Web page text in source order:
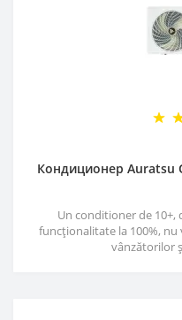
Кондиционер Auratsu
Un conditioner de 10+,
funcționalitate la 100%,
vânzătorilor